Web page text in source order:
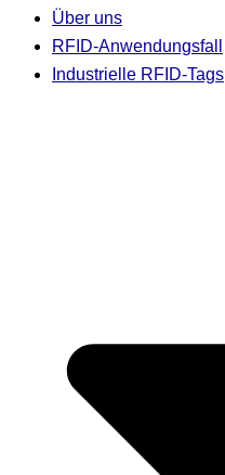
Über uns
RFID-Anwendungsfall
Industrielle RFID-Tags